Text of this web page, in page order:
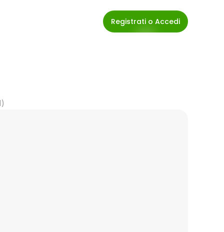
Registrati o Accedi